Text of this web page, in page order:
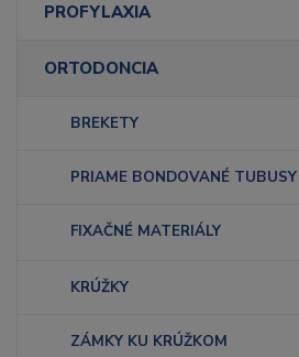
PROFYLAXIA
ORTODONCIA
BREKETY
PRIAME BONDOVANÉ TUBUSY
FIXAČNÉ MATERIÁLY
KRÚŽKY
ZÁMKY KU KRÚŽKOM